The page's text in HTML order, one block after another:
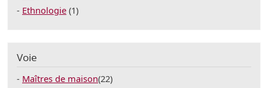
Ethnologie (1)
Voie
Maîtres de maison(22)